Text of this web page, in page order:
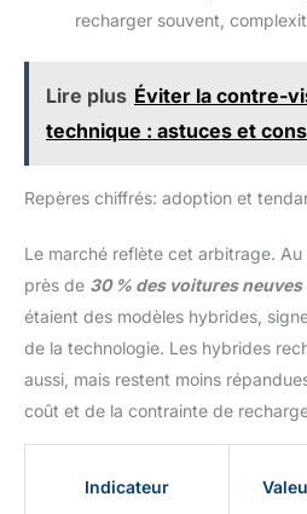
recharger souvent,
Lire plus Éviter la contre-
technique : astuces et
Repères chiffrés: adoption et
Le marché reflète cet arbitrage. Au
près de 30 % des voitures
étaient des modèles hybrides,
de la technologie. Les hybrides
aussi, mais restent moins
coût et de la contrainte de
Indicateur